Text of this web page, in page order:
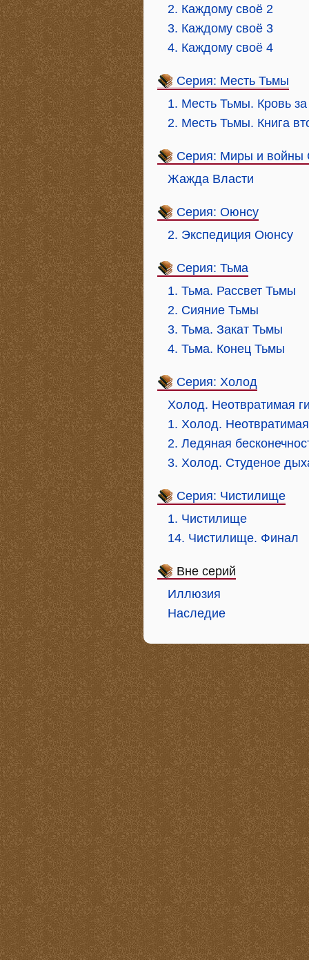
2. Каждому своё 2
3. Каждому своё 3
4. Каждому своё 4
Серия: Месть Тьмы
1. Месть Тьмы. Кровь за
2. Месть Тьмы. Книга
Серия: Миры и войны
Жажда Власти
Серия: Оюнсу
2. Экспедиция Оюнсу
Серия: Тьма
1. Тьма. Рассвет Тьмы
2. Сияние Тьмы
3. Тьма. Закат Тьмы
4. Тьма. Конец Тьмы
Серия: Холод
Холод. Неотвратимая
1. Холод.
2. Ледяная
3. Холод. Студеное
Серия: Чистилище
1. Чистилище
14. Чистилище. Финал
Вне серий
Иллюзия
Наследие